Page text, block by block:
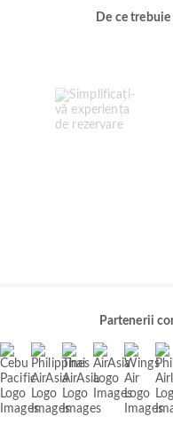
De ce
Partenerii